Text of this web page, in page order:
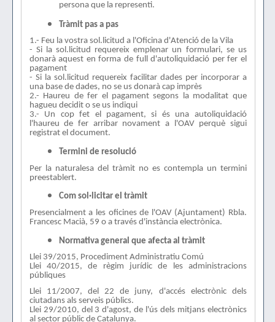
persona que la representi.
Tràmit pas a pas
1.- Feu la vostra sol.licitud a l'Oficina d'Atenció de la Vila
- Si la sol.licitud requereix emplenar un formulari, se us
donarà aquest en forma de full d'autoliquidació per fer el
pagament
- Si la sol.licitud requereix facilitar dades per incorporar a
una base de dades, no se us donarà cap imprès
2.- Haureu de fer el pagament segons la modalitat que
hagueu decidit o se us indiqui
3.- Un cop fet el pagament, si és una autoliquidació
l'haureu de fer arribar novament a l'OAV perquè sigui
registrat el document.
Termini de resolució
Per la naturalesa del tràmit no es contempla un termini
preestablert.
Com sol·licitar el tràmit
Presencialment a les oficines de l'OAV (Ajuntament) Rbla.
Francesc Macià, 59 o a través d'instància electrònica.
Normativa general que afecta al tràmit
Llei 39/2015, Procediment Administratiu Comú
Llei 40/2015, de règim jurídic de les administracions
públiques
Llei 11/2007, del 22 de juny, d'accés electrònic dels
ciutadans als serveis públics.
Llei 29/2010, del 3 d'agost, de l'ús dels mitjans electrònics
al sector públic de Catalunya.